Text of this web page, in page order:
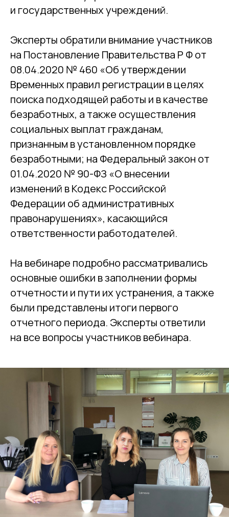
и государственных учреждений.
Эксперты обратили внимание участников
на Постановление Правительства Р Ф от
08.04.2020 № 460 «Об утверждении
Временных правил регистрации в целях
поиска подходящей работы и в качестве
безработных, а также осуществления
социальных выплат гражданам,
признанным в установленном порядке
безработными; на Федеральный закон от
01.04.2020 № 90-ФЗ «О внесении
изменений в Кодекс Российской
Федерации об административных
правонарушениях», касающийся
ответственности работодателей.
На вебинаре подробно рассматривались
основные ошибки в заполнении формы
отчетности и пути их устранения, а также
были представлены итоги первого
отчетного периода. Эксперты ответили
на все вопросы участников вебинара.